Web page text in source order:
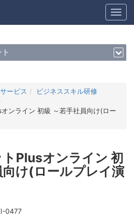
ービス
ビジネススキル研修
ンライン 初級 ～若手社員向け(ロー
Plusオンライン 初
向け(ロールプレイ演
0477